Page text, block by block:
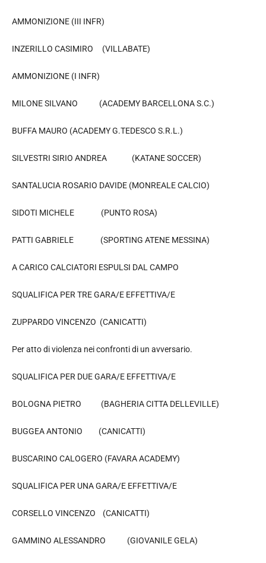
AMMONIZIONE (III INFR)
INZERILLO CASIMIRO (VILLABATE)
AMMONIZIONE (I INFR)
MILONE SILVANO (ACADEMY BARCELLONA S.C.)
BUFFA MAURO (ACADEMY G.TEDESCO S.R.L.)
SILVESTRI SIRIO ANDREA (KATANE SOCCER)
SANTALUCIA ROSARIO DAVIDE (MONREALE CALCIO)
SIDOTI MICHELE (PUNTO ROSA)
PATTI GABRIELE (SPORTING ATENE MESSINA)
A CARICO CALCIATORI ESPULSI DAL CAMPO
SQUALIFICA PER TRE GARA/E EFFETTIVA/E
ZUPPARDO VINCENZO (CANICATTI)
Per atto di violenza nei confronti di un avversario.
SQUALIFICA PER DUE GARA/E EFFETTIVA/E
BOLOGNA PIETRO (BAGHERIA CITTA DELLEVILLE)
BUGGEA ANTONIO (CANICATTI)
BUSCARINO CALOGERO (FAVARA ACADEMY)
SQUALIFICA PER UNA GARA/E EFFETTIVA/E
CORSELLO VINCENZO (CANICATTI)
GAMMINO ALESSANDRO (GIOVANILE GELA)